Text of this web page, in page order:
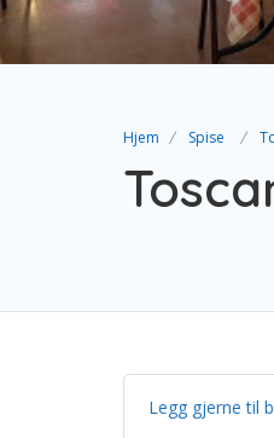
Hjem Spise
Legg gjerne til